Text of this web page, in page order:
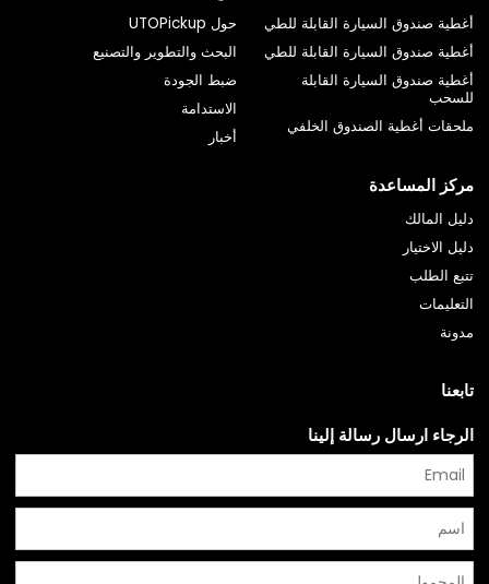
أغطية صندوق السيارة القابلة للطي
أغطية صندوق السيارة القابلة للطي
أغطية صندوق السيارة القابلة
للسحب
ملحقات أغطية الصندوق الخلفي
حول UTOPickup
البحث والتطوير والتصنيع
ضبط الجودة
الاستدامة
أخبار
مركز المساعدة
دليل المالك
دليل الاختيار
تتبع الطلب
التعليمات
مدونة
تابعنا
الرجاء ارسال رسالة إلينا